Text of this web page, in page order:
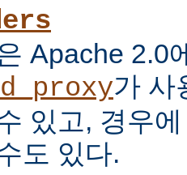
Apache 2.0
가 사
있고, 경우
도 있다.